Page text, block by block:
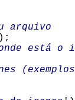
arquivo
está o